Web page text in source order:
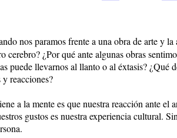
nos paramos frente a una obra de arte y
cerebro? ¿Por qué ante algunas obras
puede llevarnos al llanto o al éxtasis? ¿Qué
y reacciones?
a la mente es que nuestra reacción ante el
gustos es nuestra experiencia cultural.